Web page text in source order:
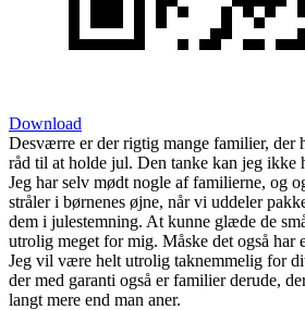
Download
Desværre er der rigtig mange familier, der
råd til at holde jul. Den tanke kan jeg ikke
Jeg har selv mødt nogle af familierne, og
stråler i børnenes øjne, når vi uddeler
dem i julestemning. At kunne glæde de
utrolig meget for mig. Måske det også har
Jeg vil være helt utrolig taknemmelig for
der med garanti også er familier derude,
langt mere end man aner.